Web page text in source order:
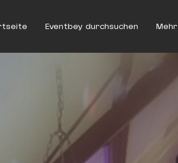
Eventbey durchsuchen Mehr